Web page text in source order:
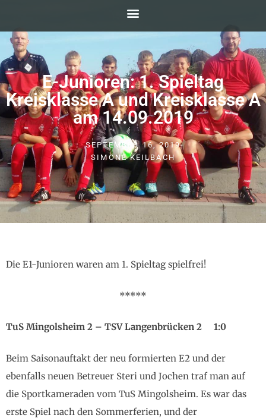
E-Junioren: 1. Spieltag
Kreisklasse A und Kreisklasse A
am 14.09.2019
SEPTEMBER 16, 2019
SIMONE KEILBACH
Die E1-Junioren waren am 1. Spieltag spielfrei!
*****
TuS Mingolsheim 2 – TSV Langenbrücken 2 1:0
Beim Saisonauftakt der neu formierten E2 und der
ebenfalls neuen Betreuer Steri und Jochen traf man auf
die Sportkameraden vom TuS Mingolsheim. Es war das
erste Spiel nach den Sommerferien, und der